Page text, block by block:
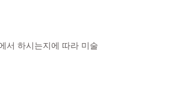
서 하시는지에 따라 미술